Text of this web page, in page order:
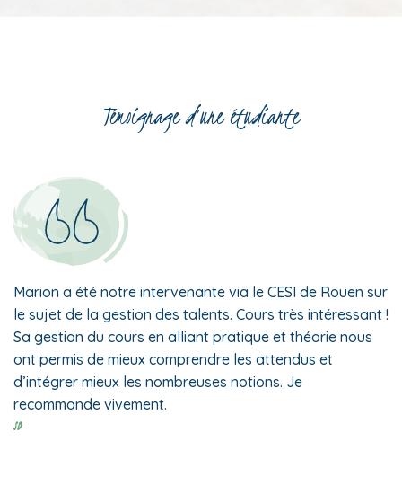
Témoignage d’une étudiante
Marion a été notre intervenante via le CESI de Rouen sur
le sujet de la gestion des talents. Cours très intéressant !
Sa gestion du cours en alliant pratique et théorie nous
ont permis de mieux comprendre les attendus et
d’intégrer mieux les nombreuses notions. Je
recommande vivement.
SB